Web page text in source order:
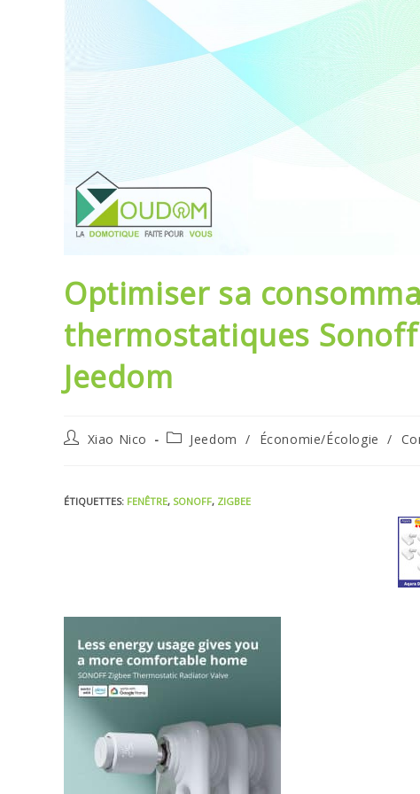
Optimiser sa
thermostatiques
Jeedom
Auteur/autrice
Xiao Nico
PostJeedom / Économie/Écologie /
ÉTIQUETTES: FENÊTRE, SONOFF, ZIGBEE